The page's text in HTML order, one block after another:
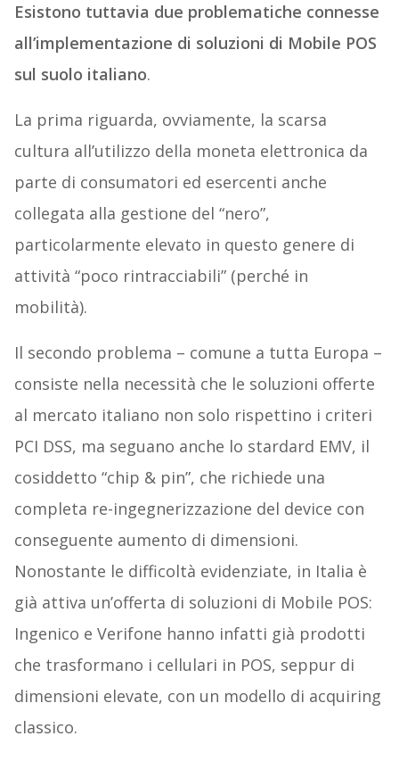
Esistono tuttavia due problematiche connesse
all’implementazione di soluzioni di Mobile POS
sul suolo italiano.
La prima riguarda, ovviamente, la scarsa
cultura all’utilizzo della moneta elettronica da
parte di consumatori ed esercenti anche
collegata alla gestione del “nero”,
particolarmente elevato in questo genere di
attività “poco rintracciabili” (perché in
mobilità).
Il secondo problema – comune a tutta Europa –
consiste nella necessità che le soluzioni offerte
al mercato italiano non solo rispettino i criteri
PCI DSS, ma seguano anche lo stardard EMV, il
cosiddetto “chip & pin”, che richiede una
completa re-ingegnerizzazione del device con
conseguente aumento di dimensioni.
Nonostante le difficoltà evidenziate, in Italia è
già attiva un’offerta di soluzioni di Mobile POS:
Ingenico e Verifone hanno infatti già prodotti
che trasformano i cellulari in POS, seppur di
dimensioni elevate, con un modello di acquiring
classico.